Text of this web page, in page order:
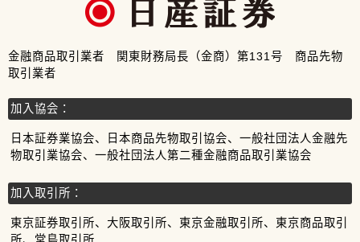
金融商品取引業者 関東財務局長（金商）第131号 商品先物
取引業者
加入協会：
日本証券業協会、日本商品先物取引協会、一般社団法人金融先
物取引業協会、一般社団法人第二種金融商品取引業協会
加入取引所：
東京証券取引所、大阪取引所、東京金融取引所、東京商品取引